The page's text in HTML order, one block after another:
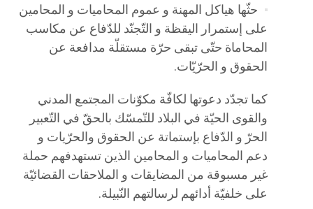
حثّها هياكل المهنة و عموم المحاميات و المحامين
على إستمرار اليقظة و التّجنّد للدّفاع عن مكاسب
المحاماة حتّى تبقى حرّة مستقلّة مدافعة عن
الحقوق و الحرّيّات.
كما تجدّد دعوتها لكافّة مكوّنات المجتمع المدني
والقوى الحيّة في البلاد للتّمسّك بالحقّ في التّعبير
الحرّ و الدّفاع بإستماتة عن الحقوق والحرّيات و
دعم المحاميات و المحامين الذين تستهدفهم حملة
غير مسبوقة من المضايقات و الملاحقات القضائيّة
على خلفيّة أدائهم لرسالتهم النّبيلة.